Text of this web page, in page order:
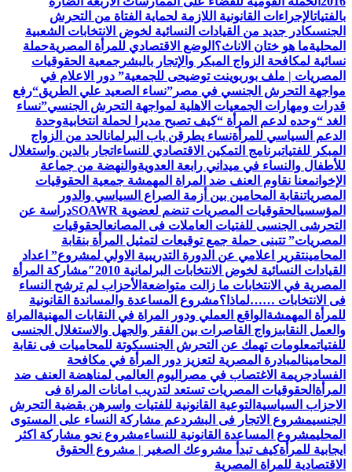
بالفتياتالإجراءات القانونية اللازمة لحماية الفتاة من التحرش
الجنسىكادر جديد من القيادات النسائية لخوض الانتخابات الشعبية
المحليةما هو ختان الاناث؟ الوضع الاقتصادي للمرأة المصريةحملة
نسائية لمكافحة الزواج المبكر والإتجار بالبشر جمعية الحقوقيات
المصريات | ملف بوربوينت توضيحى للجمعية” دور الاعلام في
مواجهة التحرش الجنسي في مصر”نساء الصعيد علي الطريق“رفع
قدرات ومهارات الجمعيات الاهلية لمواجهة التحرش الجنسي”نساء
الغد “وحده لدعم المرأة “كيف تصبح مديرا لحملة انتخابيةوحدة
الدعم السياسي للمرأةنساء يطرقن باب البرلمانالحد من الزواج
المبكر للفتياتبرنامج التمكين الاقتصادي للنساء اتجار بالدين واستغلال
للأطفال والنساء في ميداني رابعة العدويةوالنهضة من جماعة
الإخوانمعنا نقاوم العنف ضد المراة المهمشة جمعية الحقوقيات
المصرياتنقابة المحامين بين أزمة الصراع السياسي والدور
المؤسسيالحقوقيات المصريات تنضم لعضوية SOAWR
دراسة عن
التحرشى الجنسى للفتيات العاملات فى المصانعالحقوقيات
المصريات” تتبنى حملة جمع توقيعات لتمثيل المرأة بنقابة
المحامينتقرير اعلامي عن الدورة التدريبية الاولي لمشروع” اعداد
القيادات النسائية لخوض الانتخابات البرلمانية 2010″
مشاركة المرأة
المصرية في الانتخابات ما زالت متواضعة الأحزاب لم ترشح النساء
فى الانتخابات ……لماذا؟مشروع المساعدة والمساندة القانونية
للمرأة المهمشة الواقع العملي ودور المراة في النقابات المهنية المراة
والعمل النقابىزواج القاصرات بين الفقر والجهل والاستغلال الجنسى
للفتياتمعلومات تهمك عن التحرش الجنسىكوتة للمحاميات فى نقابة
المحامينالمبادرة المصرية لتعزيز دور المرأة في مكافحة
الفسادجريمة الاغتصاب في مصر اليوم العالمى لمناهضة العنف ضد
المرأة الحقوقيات المصريات تستعد لتدريب امانات المراة فى
الاحزاب السياسية التوعية القانونية للفتيات واسرهن بقضية التحرش
الجنسيمشروع الاتجار فى البشر دعم مشاركة النساء على المستوى
المحليمشروع المساعدة القانونية للنساءمشروع نحو مشاركة اكثر
ايجابية للمرأةكيف تبدأ مشروعك الصغير | مشروع الحقوق
الاقتصادية للمراة المصرية